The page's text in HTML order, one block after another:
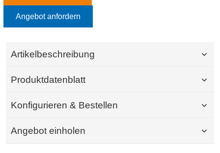
Angebot anfordern
Artikelbeschreibung
Produktdatenblatt
Konfigurieren & Bestellen
Angebot einholen